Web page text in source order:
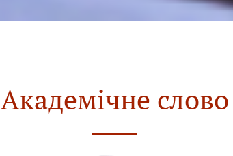
Академічне слово